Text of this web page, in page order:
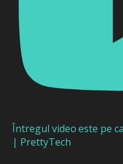
Întregul video este pe
| PrettyTech